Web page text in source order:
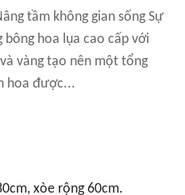
tầm không gian sống Sự
hoa lụa cao cấp với
vàng tạo nên một tổng
hoa được...
xòe rộng 60cm.